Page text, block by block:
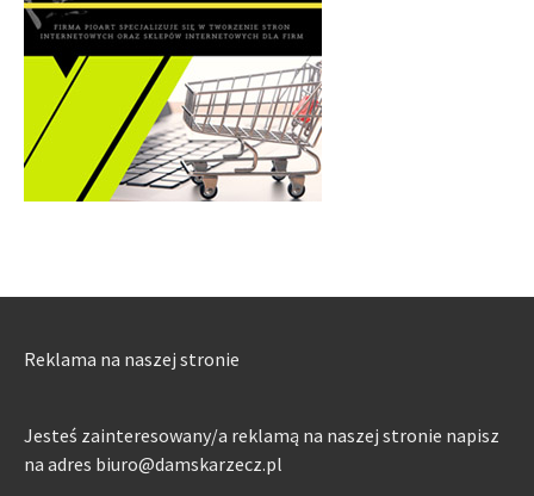
Reklama na naszej stronie
Jesteś zainteresowany/a reklamą na naszej stronie napisz
na adres biuro@damskarzecz.pl